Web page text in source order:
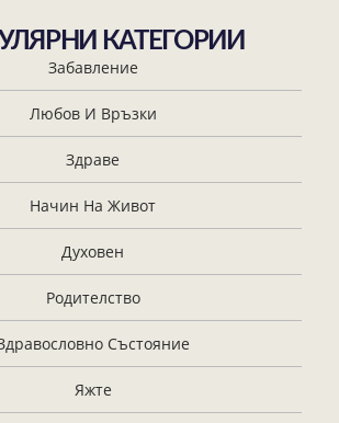
КАТЕГОРИИ
Забавление
Любов И Връзки
Здраве
Начин На Живот
Духовен
Родителство
Състояние
Яжте